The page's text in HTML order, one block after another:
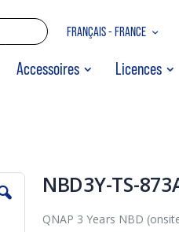
RECHERCHER
AllezLANGUE
FRANÇAIS - FRANCE
Accessoires Licences
NBD3Y-TS-
QNAP 3 Years NBD